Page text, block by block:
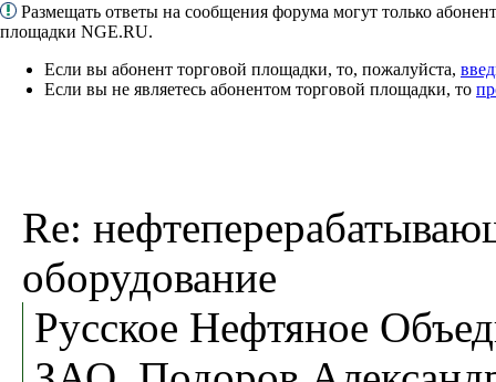
Размещать ответы на сообщения форума могут только
площадки NGE.RU.
Если вы абонент торговой площадки, то, пожалуйста,
Если вы не являетесь абонентом торговой площадки, то
Re:
оборудование
Русское Нефтяное